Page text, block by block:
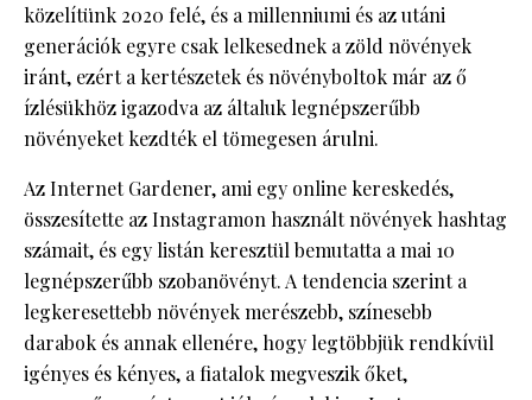
közelítünk 2020 felé, és a millenniumi és az utáni
generációk egyre csak lelkesednek a zöld növények
iránt, ezért a kertészetek és növényboltok már az ő
ízlésükhöz igazodva az általuk legnépszerűbb
növényeket kezdték el tömegesen árulni.
Az Internet Gardener, ami egy online kereskedés,
összesítette az Instagramon használt növények hashtag
számait, és egy listán keresztül bemutatta a mai 10
legnépszerűbb szobanövényt. A tendencia szerint a
legkeresettebb növények merészebb, színesebb
darabok és annak ellenére, hogy legtöbbjük rendkívül
igényes és kényes, a fiatalok megveszik őket,